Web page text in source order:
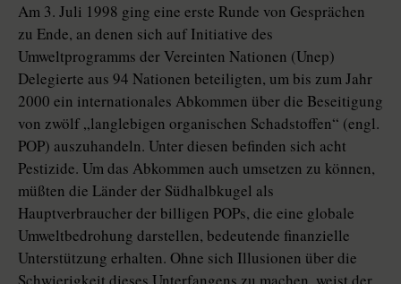
Am 3. Juli 1998 ging eine erste Runde von Gesprächen
zu Ende, an denen sich auf Initiative des
Umweltprogramms der Vereinten Nationen (Unep)
Delegierte aus 94 Nationen beteiligten, um bis zum Jahr
2000 ein internationales Abkommen über die Beseitigung
von zwölf „langlebigen organischen Schadstoffen“ (engl.
POP) auszuhandeln. Unter diesen befinden sich acht
Pestizide. Um das Abkommen auch umsetzen zu können,
müßten die Länder der Südhalbkugel als
Hauptverbraucher der billigen POPs, die eine globale
Umweltbedrohung darstellen, bedeutende finanzielle
Unterstützung erhalten. Ohne sich Illusionen über die